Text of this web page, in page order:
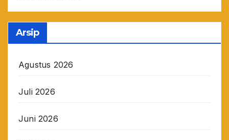
Arsip
Agustus 2026
Juli 2026
Juni 2026